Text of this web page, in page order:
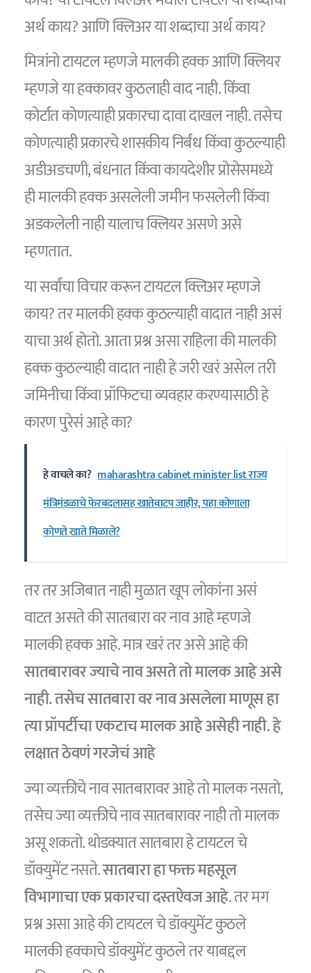
अर्थ काय? आणि क्लिअर या शब्दाचा अर्थ काय?
मित्रांनो टायटल म्हणजे मालकी हक्क आणि क्लियर
म्हणजे या हक्कावर कुठलाही वाद नाही. किंवा
कोर्टात कोणत्याही प्रकारचा दावा दाखल नाही. तसेच
कोणत्याही प्रकारचे शासकीय निर्बंध किंवा कुठल्याही
अडीअडचणी, बंधनात किंवा कायदेशीर प्रोसेसमध्ये
ही मालकी हक्क असलेली जमीन फसलेली किंवा
अडकलेली नाही यालाच क्लियर असणे असे
म्हणतात.
या सर्वांचा विचार करून टायटल क्लिअर म्हणजे
काय? तर मालकी हक्क कुठल्याही वादात नाही असं
याचा अर्थ होतो. आता प्रश्न असा राहिला की मालकी
हक्क कुठल्याही वादात नाही हे जरी खरं असेल तरी
जमिनीचा किंवा प्रॉफिटचा व्यवहार करण्यासाठी हे
कारण पुरेसं आहे का?
हे वाचले का? maharashtra cabinet minister list राज्य
मंत्रिमंडळाचे फेरबदलासह खातेवाटप जाहीर, पहा कोणाला
कोणते खाते मिळाले?
तर तर अजिबात नाही मुळात खूप लोकांना असं
वाटत असते की सातबारा वर नाव आहे म्हणजे
मालकी हक्क आहे. मात्र खरं तर असे आहे की
सातबारावर ज्याचे नाव असते तो मालक आहे असे
नाही. तसेच सातबारा वर नाव असलेला माणूस हा
त्या प्रॉपर्टीचा एकटाच मालक आहे असेही नाही. हे
लक्षात ठेवणं गरजेचं आहे
ज्या व्यक्तीचे नाव सातबारावर आहे तो मालक नसतो,
तसेच ज्या व्यक्तीचे नाव सातबारावर नाही तो मालक
असू शकतो. थोडक्यात सातबारा हे टायटल चे
डॉक्युमेंट नसते.सातबारा हा फक्त महसूल
विभागाचा एक प्रकारचा दस्तऐवज आहे. तर मग
प्रश्न असा आहे की टायटल चे डॉक्युमेंट कुठले
मालकी हक्काचे डॉक्युमेंट कुठले तर याबद्दल